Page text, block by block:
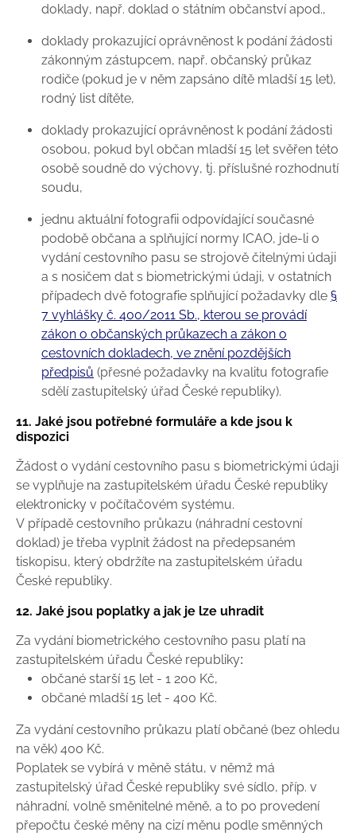
doklady, např. doklad o státním občanství apod.,
doklady prokazující oprávněnost k podání žádosti
zákonným zástupcem, např. občanský průkaz
rodiče (pokud je v něm zapsáno dítě mladší 15 let),
rodný list dítěte,
doklady prokazující oprávněnost k podání žádosti
osobou, pokud byl občan mladší 15 let svěřen této
osobě soudně do výchovy, tj. příslušné rozhodnutí
soudu,
jednu aktuální fotografii odpovídající současné
podobě občana a splňující normy ICAO, jde-li o
vydání cestovního pasu se strojově čitelnými údaji
a s nosičem dat s biometrickými údaji, v ostatních
případech dvě fotografie splňující požadavky dle §
7 vyhlášky č. 400/2011 Sb., kterou se provádí
zákon o občanských průkazech a zákon o
cestovních dokladech, ve znění pozdějších
předpisů (přesné požadavky na kvalitu fotografie
sdělí zastupitelský úřad České republiky).
11. Jaké jsou potřebné formuláře a kde jsou k
dispozici
Žádost o vydání cestovního pasu s biometrickými údaji
se vyplňuje na zastupitelském úřadu České republiky
elektronicky v počítačovém systému.
V případě cestovního průkazu (náhradní cestovní
doklad) je třeba vyplnit žádost na předepsaném
tiskopisu, který obdržíte na zastupitelském úřadu
České republiky.
12. Jaké jsou poplatky a jak je lze uhradit
Za vydání biometrického cestovního pasu platí na
zastupitelském úřadu České republiky:
občané starší 15 let - 1 200 Kč,
občané mladší 15 let - 400 Kč.
Za vydání cestovního průkazu platí občané (bez ohledu
na věk) 400 Kč.
Poplatek se vybírá v měně státu, v němž má
zastupitelský úřad České republiky své sídlo, příp. v
náhradní, volně směnitelné měně, a to po provedení
přepočtu české měny na cizí měnu podle směnných